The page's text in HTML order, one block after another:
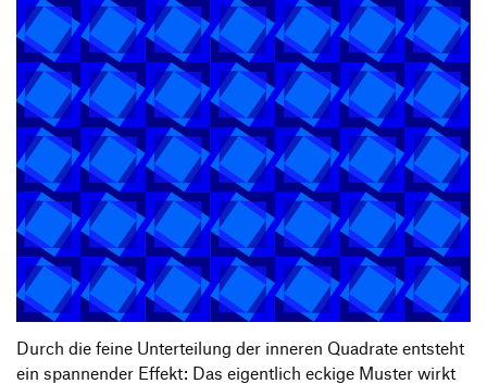
Durch die feine Unterteilung der inneren Quadrate entsteht
ein spannender Effekt: Das eigentlich eckige Muster wirkt